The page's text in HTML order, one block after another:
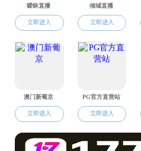
专业学位兼职导师